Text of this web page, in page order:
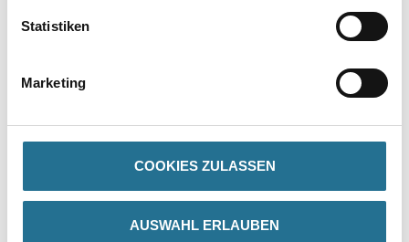
Statistiken
Marketing
COOKIES ZULASSEN
AUSWAHL ERLAUBEN
PRODUKTEIGENSCHAFTEN
Produkteigenschaft
- Reine helle Chinaborsten
- Unlackierter Stiel